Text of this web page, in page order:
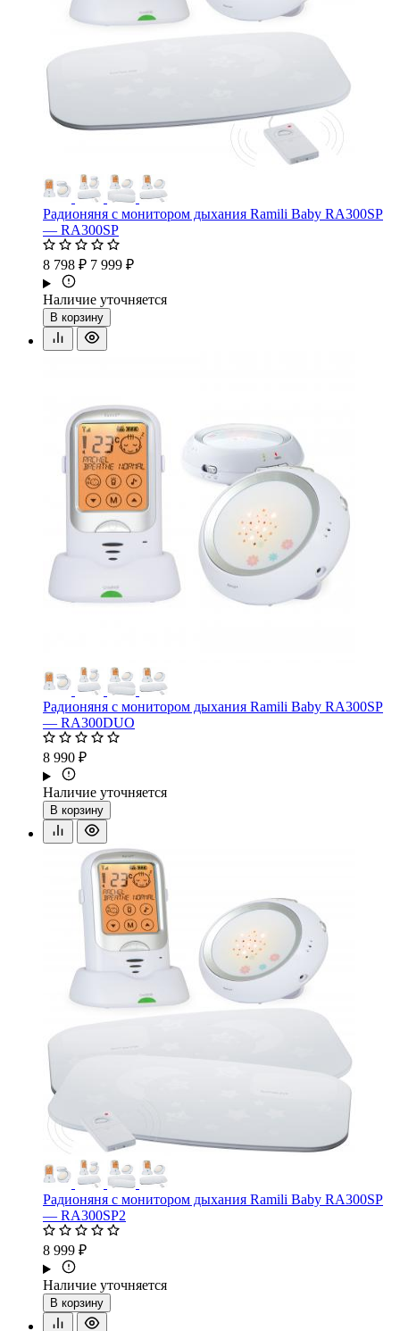
Радионяня с монитором дыхания Ramili Baby RA300SP
— RA300SP
8 798 ₽ 7 999 ₽
Наличие уточняется
В корзину
Радионяня с монитором дыхания Ramili Baby RA300SP
— RA300DUO
8 990 ₽
Наличие уточняется
В корзину
Радионяня с монитором дыхания Ramili Baby RA300SP
— RA300SP2
8 999 ₽
Наличие уточняется
В корзину